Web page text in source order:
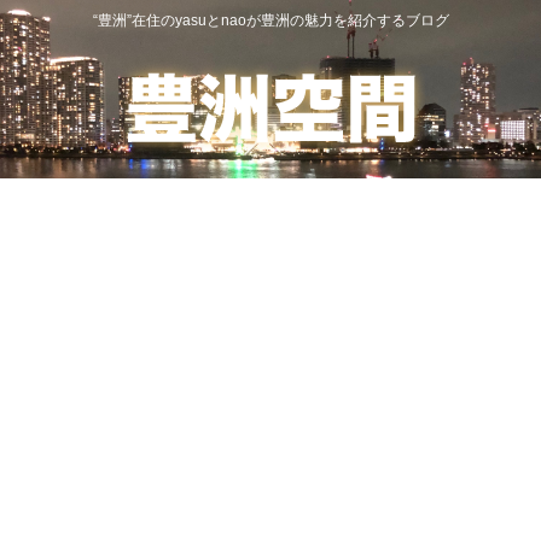
“豊洲”在住のyasuとnaoが豊洲の魅力を紹介するブログ